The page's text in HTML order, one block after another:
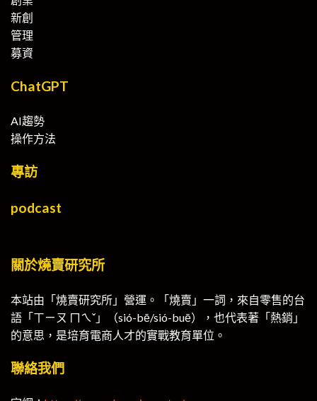
新創
管理
募資
ChatGPT
AI趨勢
操作方法
專訪
podcast
關於燒賣研究所
本站由「燒賣研究所」營運。「燒賣」一詞，來自零售的台
語「ㄒㄧㄡ ㄇㄟˇ」（sió-bē/sió-buē），也代表著「熱銷」
的意思，是培育電商人才的實戰教育單位。
聯絡我們